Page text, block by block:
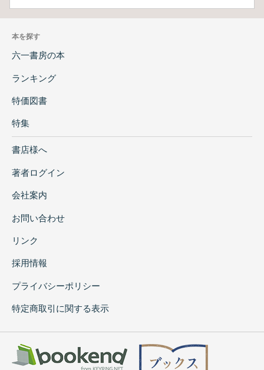
本を探す
六一書房の本
ランキング
特価図書
特集
書店様へ
著者ログイン
会社案内
お問い合わせ
リンク
採用情報
プライバシーポリシー
特定商取引に関する表示